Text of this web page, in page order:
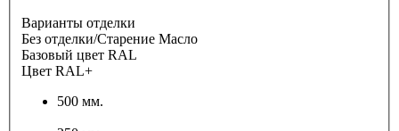
Варианты отделки
Без отделки/Старение Масло
Базовый цвет RAL
Цвет RAL+
500 мм.